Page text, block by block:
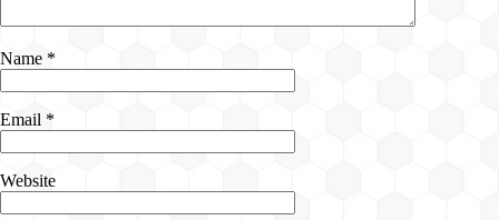
Name *
Email *
Website